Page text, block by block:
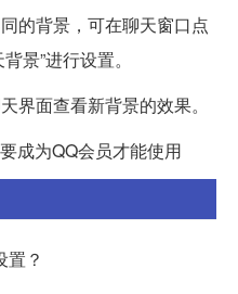
的背景，可在聊天窗口点
景”进行设置。
界面查看新背景的效果。
成为QQ会员才能使用
置？